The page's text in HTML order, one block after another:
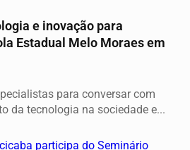
e inovação para
Estadual Melo Moraes em
para conversar com
da tecnologia na sociedade e...